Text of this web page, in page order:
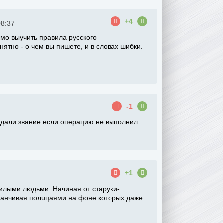
+4
выучить правила русского
- о чем вы пишете, и в словах шибки.
-1
звание если операцию не выполнил.
+1
людьми. Начиная от старухи-
пoлuцaями на фоне которых даже